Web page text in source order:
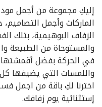
الماركات وأجمل
الزفاف البوهيمية، بتلك
والمستوحاة من الطبيعة
في الحركة بفضل أقمشتها
واللمسات التي يضيفها
اخترنا لكِ باقة من اجمل
إستثنائية يوم زفافك.